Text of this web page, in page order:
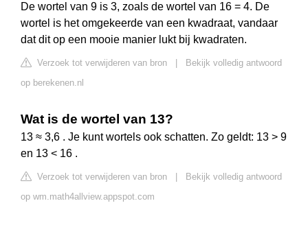
De wortel van 9 is 3, zoals de wortel van 16 = 4. De
wortel is het omgekeerde van een kwadraat, vandaar
dat dit op een mooie manier lukt bij kwadraten.
Verzoek tot verwijderen van bron
Bekijk volledig antwoord
op berekenen.nl
Wat is de wortel van 13?
13 ≈ 3,6 . Je kunt wortels ook schatten. Zo geldt: 13 > 9
en 13 < 16 .
Verzoek tot verwijderen van bron
Bekijk volledig antwoord
op wm.math4allview.appspot.com